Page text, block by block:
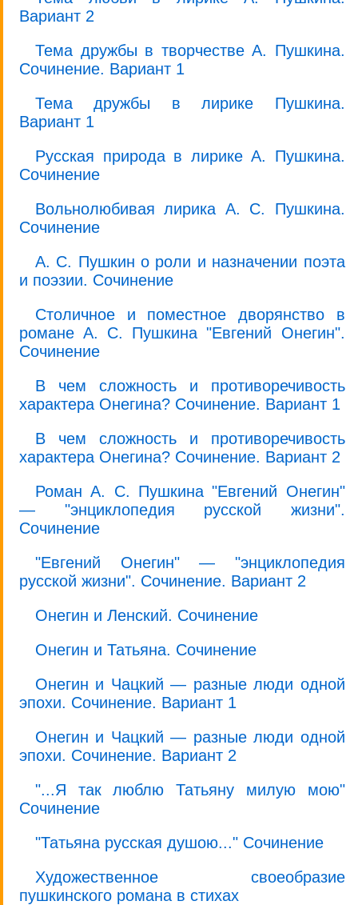
Вариант 2
Тема дружбы в творчестве А. Пушкина.
Сочинение. Вариант 1
Тема дружбы в лирике Пушкина.
Вариант 1
Русская природа в лирике А. Пушкина.
Сочинение
Вольнолюбивая лирика А. С. Пушкина.
Сочинение
А. С. Пушкин о роли и назначении поэта
и поэзии. Сочинение
Столичное и поместное дворянство в
романе А. С. Пушкина "Евгений Онегин".
Сочинение
В чем сложность и противоречивость
характера Онегина? Сочинение. Вариант 1
В чем сложность и противоречивость
характера Онегина? Сочинение. Вариант 2
Роман А. С. Пушкина "Евгений Онегин"
— "энциклопедия русской жизни".
Сочинение
"Евгений Онегин" — "энциклопедия
русской жизни". Сочинение. Вариант 2
Онегин и Ленский. Сочинение
Онегин и Татьяна. Сочинение
Онегин и Чацкий — разные люди одной
эпохи. Сочинение. Вариант 1
Онегин и Чацкий — разные люди одной
эпохи. Сочинение. Вариант 2
"...Я так люблю Татьяну милую мою"
Сочинение
"Татьяна русская душою..." Сочинение
Художественное своеобразие
пушкинского романа в стихах